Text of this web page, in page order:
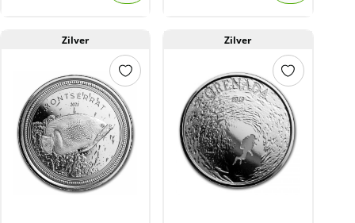
Zilver Zilver